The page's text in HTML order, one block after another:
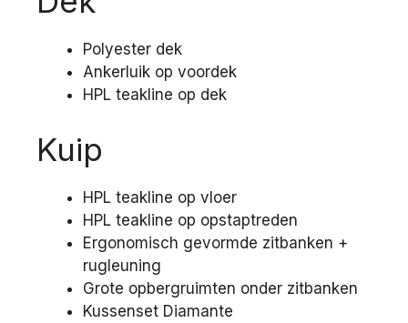
Polyester dek
Ankerluik op voordek
HPL teakline op dek
Kuip
HPL teakline op vloer
HPL teakline op opstaptreden
Ergonomisch gevormde zitbanken +
rugleuning
Grote opbergruimten onder zitbanken
Kussenset Diamante